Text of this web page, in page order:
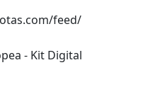
feed/